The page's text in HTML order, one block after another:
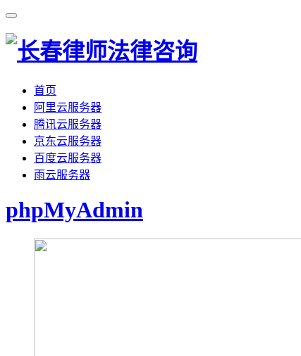
首页
阿里云服务器
腾讯云服务器
京东云服务器
百度云服务器
雨云服务器
phpMyAdmin